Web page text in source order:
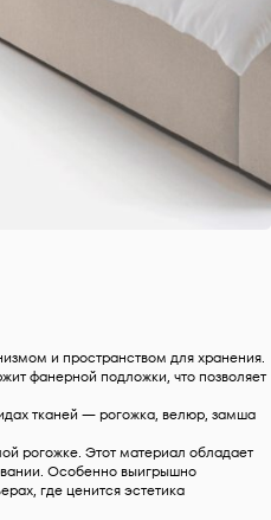
и пространством для хранения.
фанерной подложки, что позволяет
тканей — рогожка, велюр, замша
рогожке. Этот материал обладает
Особенно выигрышно
где ценится эстетика